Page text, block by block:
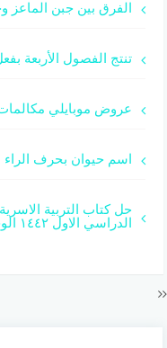
الفرق بين جبن الماعز
تنتج الفصول الأربعة
عروض موبايلي مكالمات دولية 2021
اسم حيوان بحرف الراء
حل كتاب التربية
الدراسي الاول ١٤٤٢ الوحدة الثانية ؟